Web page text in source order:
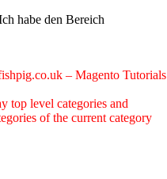
habe den Bereich
– Magento Tutorials
top level categories and
of the current category